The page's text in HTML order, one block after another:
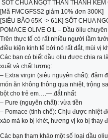
SỐT CHUA NGỌT THẦN THÁNH
[Mã FMCGFSS2 giảm 10% đơn 300K]
[SIÊU BÃO 65K -> 61K] SỐT CHUA
POMACE OLIVE OIL – Dầu ôliu
Trên thực tế có rất nhiều người lầm
điều kiện kinh tế bởi nó rất đắt, mùi vị
Các bạn có biết dầu oliu được chia ra
xuất và chất lượng:
– Extra virgin (siêu nguyên chất): đậm
món ăn không thông qua nhiệt, trộng
bột cho trẻ em….—.đắt nhất
– Pure (nguyên chất): vừa tiền
– Pomace (tinh chế): Chịu được nhiệt
xào mà ko bị khét, hương vị ko bị thay
Các bạn tham khảo một số loại dầu